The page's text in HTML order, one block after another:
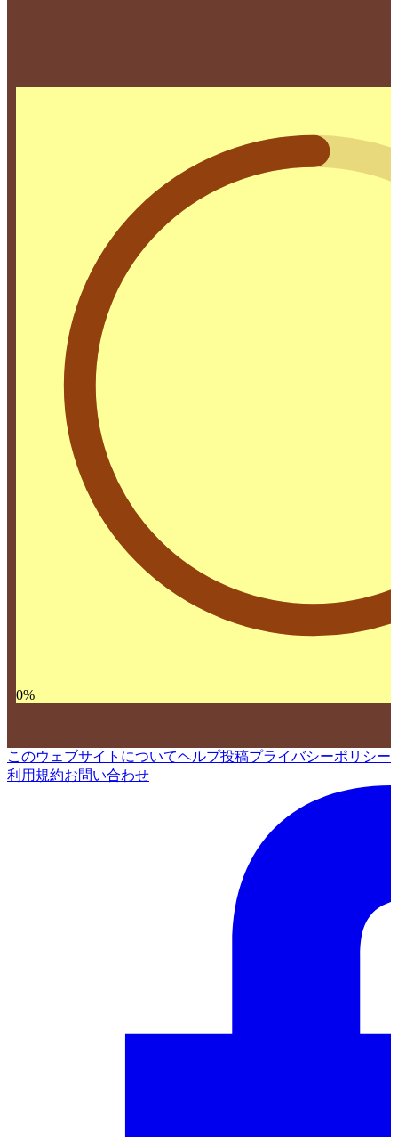
0%
このウェブサイトについてヘルプ投稿プライバシーポリシー
利用規約お問い合わせ